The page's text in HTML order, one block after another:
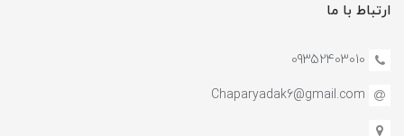
ارتباط با ما
09352403010
Chaparyadak6@gmail.com